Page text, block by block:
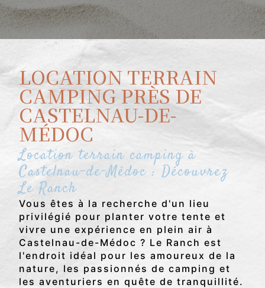
LOCATION TERRAIN
CAMPING PRÈS DE
CASTELNAU-DE-
MÉDOC
Location terrain camping à
Castelnau-de-Médoc : Découvrez
Le Ranch
Vous êtes à la recherche d'un lieu
privilégié pour planter votre tente et
vivre une expérience en plein air à
Castelnau-de-Médoc ? Le Ranch est
l'endroit idéal pour les amoureux de la
nature, les passionnés de camping et
les aventuriers en quête de tranquillité.